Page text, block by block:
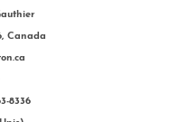
Canada
8336